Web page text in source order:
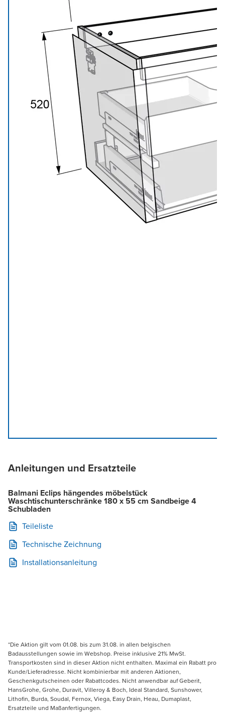
Anleitungen und Ersatzteile
Balmani Eclips hängendes möbelstück
Waschtischunterschränke 180 x 55 cm Sandbeige 4
Schubladen
Teileliste
Technische Zeichnung
Installationsanleitung
*Die Aktion gilt vom 01.08. bis zum 31.08. in allen belgischen
Badausstellungen sowie im Webshop. Preise inklusive 21% MwSt.
Transportkosten sind in dieser Aktion nicht enthalten. Maximal ein Rabatt pro
Kunde/Lieferadresse. Nicht kombinierbar mit anderen Aktionen,
Geschenkgutscheinen oder Rabattcodes. Nicht anwendbar auf Geberit,
HansGrohe, Grohe, Duravit, Villeroy & Boch, Ideal Standard, Sunshower,
Lithofin, Burda, Soudal, Fernox, Viega, Easy Drain, Heau, Dumaplast,
Ersatzteile und Maßanfertigungen.